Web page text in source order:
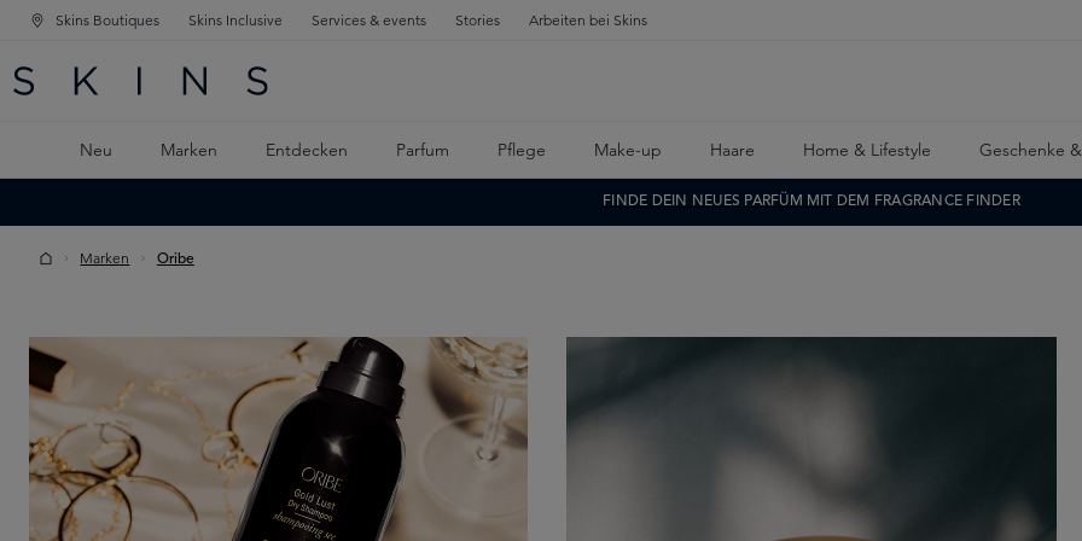
SPRINGEN
SPRINGEN
Skins Boutiques Skins Inclusive Services & events Stories Arbeiten bei Skins
Neu Marken Entdecken Parfum Pflege Make-up Haare Home & Lifestyle Geschenke
FINDE DEIN NEUES PARFÜM MIT DEM FRAGRANCE FINDER
Marken Oribe